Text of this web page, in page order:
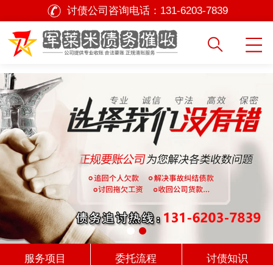
讨债公司咨询电话： 131-6203-7839
服务项目 委托流程 讨债知识